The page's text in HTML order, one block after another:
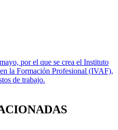
por el que se crea el Instituto
la Formación Profesional (IVAF),
de trabajo.